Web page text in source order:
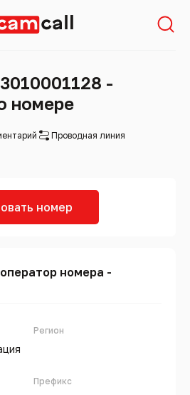
-
номере
Проводная линия
номер
номера -
Регион
Префикс